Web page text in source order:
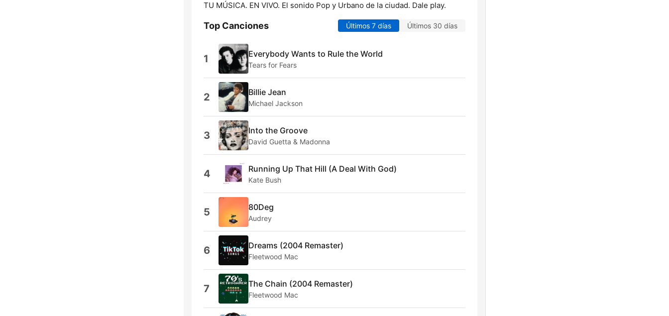
TU MÚSICA. EN VIVO. El sonido Pop y Urbano de la ciudad. Dale play.
Top Canciones Últimos 7 días Últimos 30 días
1 Everybody Wants to Rule the World
Tears for Fears
2 Billie Jean
Michael Jackson
3 Into the Groove
David Guetta & Madonna
4 Running Up That Hill (A Deal With God)
Kate Bush
5 80Deg
Audrey
6 Dreams (2004 Remaster)
Fleetwood Mac
7 The Chain (2004 Remaster)
Fleetwood Mac